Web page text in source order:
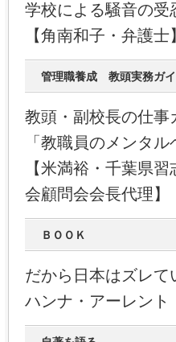
学校による騒音の受
【角南和子・弁護士】
管理職養成 教頭実務ガ
教頭・副校長の仕事
「教職員のメンタル
【米満裕・千葉県
会顧問会会長代理】
ＢＯＯＫ
だから日本はズレて
ハンナ・アーレント